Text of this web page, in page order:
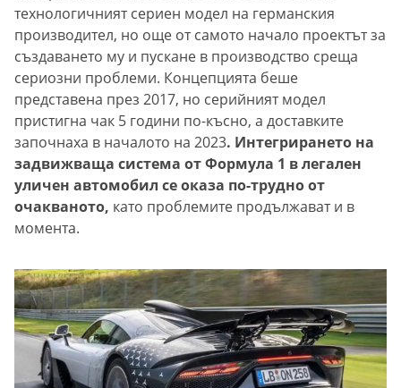
технологичният сериен модел на германския
производител, но още от самото начало проектът за
създаването му и пускане в производство среща
сериозни проблеми. Концепцията беше
представена през 2017, но серийният модел
пристигна чак 5 години по-късно, а доставките
започнаха в началото на 2023. Интегрирането на
задвижваща система от Формула 1 в легален
уличен автомобил се оказа по-трудно от
очакваното, като проблемите продължават и в
момента.